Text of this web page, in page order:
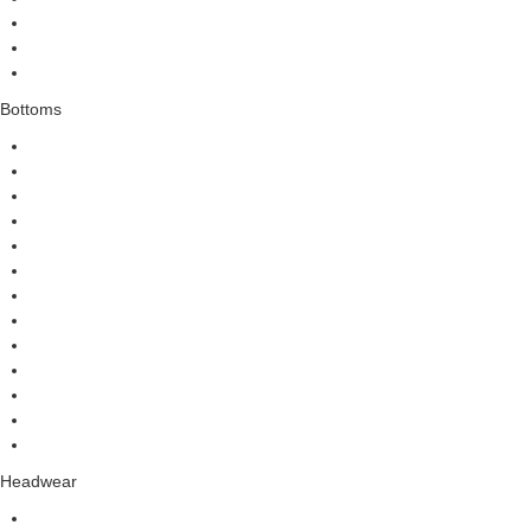
Bottoms
Headwear